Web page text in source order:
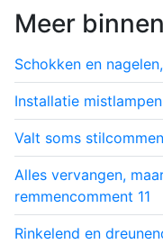
Meer
Schokken en
Installatie
Valt soms stil
Alles vervangen,
remmencomment 11
Rinkelend en